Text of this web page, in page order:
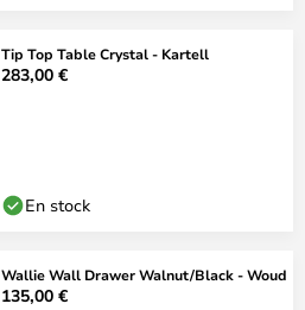
Tip Top Table Crystal - Kartell
283,00 €
En stock
Wallie Wall Drawer Walnut/Black - Woud
135,00 €